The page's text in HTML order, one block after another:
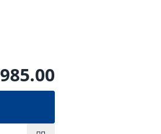
985.00